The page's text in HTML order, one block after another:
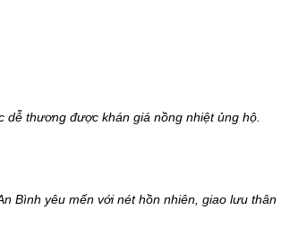
dễ thương được khán giá nồng nhiệt ủng hộ.
Bình yêu mến với nét hồn nhiên, giao lưu thân